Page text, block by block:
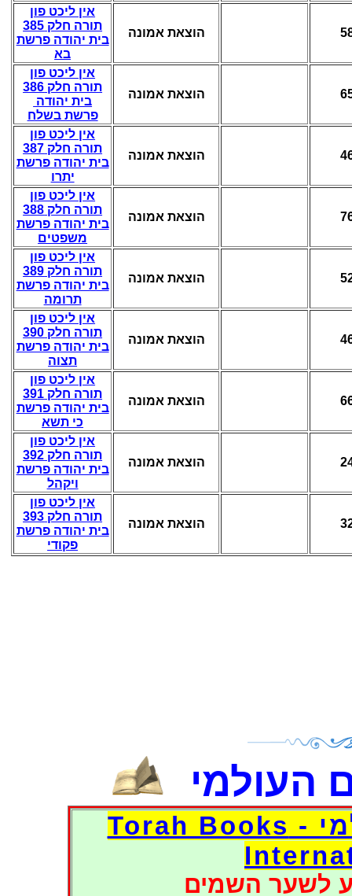
הוצאת אמונה
אין ליכט פון
תורה חלק 385
בית יהודה פרשת
בא
הוצאת אמונה
אין ליכט פון
תורה חלק 386
בית יהודה
פרשת בשלח
הוצאת אמונה
אין ליכט פון
תורה חלק 387
בית יהודה פרשת
יתרו
הוצאת אמונה
אין ליכט פון
תורה חלק 388
בית יהודה פרשת
משפטים
הוצאת אמונה
אין ליכט פון
תורה חלק 389
בית יהודה פרשת
תרומה
הוצאת אמונה
אין ליכט פון
תורה חלק 390
בית יהודה פרשת
תצוה
הוצאת אמונה
אין ליכט פון
תורה חלק 391
בית יהודה פרשת
כי תשא
הוצאת אמונה
אין ליכט פון
תורה חלק 392
בית יהודה פרשת
ויקהל
הוצאת אמונה
אין ליכט פון
תורה חלק 393
בית יהודה פרשת
פקודי
העולמי
דפי אוצר הספרים העולמי - Torah Books
לשער השמים